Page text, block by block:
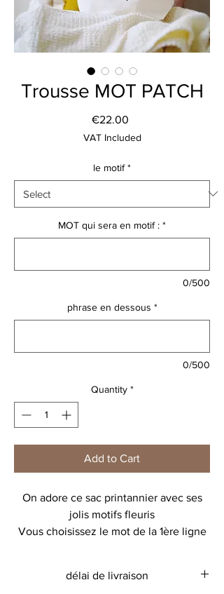
Trousse MOT PATCH
€22.00
VAT Included
le motif *
MOT qui sera en motif : *
0/500
phrase en dessous *
0/500
Quantity *
Add to Cart
On adore ce sac printannier avec ses
jolis motifs fleuris
Vous choisissez le mot de la 1ère ligne
délai de livraison